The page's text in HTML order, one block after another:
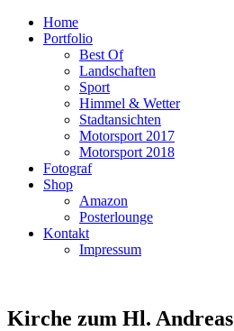
Home
Portfolio
Best Of
Landschaften
Sport
Himmel & Wetter
Stadtansichten
Motorsport 2017
Motorsport 2018
Fotograf
Shop
Amazon
Posterlounge
Kontakt
Impressum
Kirche zum Hl. Andreas